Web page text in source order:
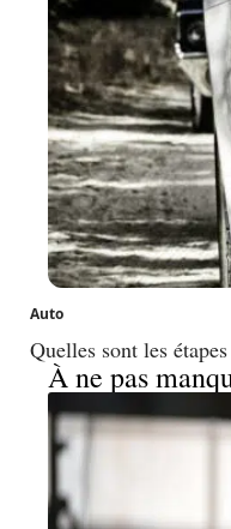
Auto
Quelles sont les
À ne pas